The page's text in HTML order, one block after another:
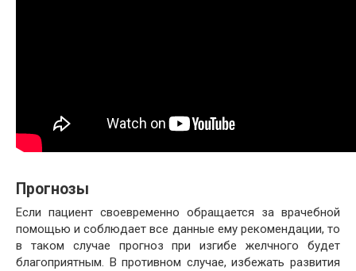
Прогнозы
Если пациент своевременно обращается за врачебной
помощью и соблюдает все данные ему рекомендации, то
в таком случае прогноз при изгибе желчного будет
благоприятным. В противном случае, избежать развития